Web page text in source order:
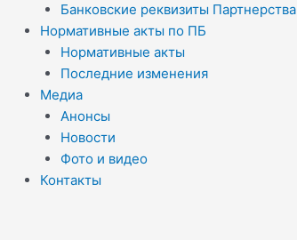
Банковские реквизиты Партнерства
Нормативные акты по ПБ
Нормативные акты
Последние изменения
Медиа
Анонсы
Новости
Фото и видео
Контакты